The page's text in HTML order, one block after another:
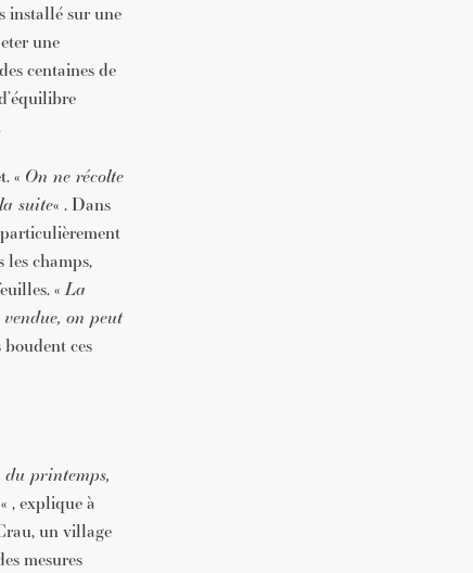
installé sur une
une
centaines de
« On ne récolte
suite« . Dans
les champs,
«La
on peut
ces
du printemps,
« , explique à
un village
mesures